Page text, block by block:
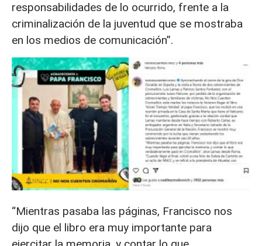
responsabilidades de lo ocurrido, frente a la
criminalización de la juventud que se mostraba
en los medios de comunicación”.
“Mientras pasaba las páginas, Francisco nos
dijo que el libro era muy importante para